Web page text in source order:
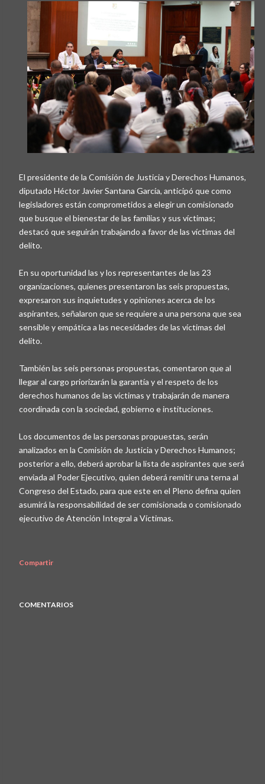
El presidente de la Comisión de Justicia y Derechos Humanos,
diputado Héctor Javier Santana García, anticipó que como
legisladores están comprometidos a elegir un comisionado
que busque el bienestar de las familias y sus víctimas;
destacó que seguirán trabajando a favor de las víctimas del
delito.
En su oportunidad las y los representantes de las 23
organizaciones, quienes presentaron las seis propuestas,
expresaron sus inquietudes y opiniones acerca de los
aspirantes, señalaron que se requiere a una persona que sea
sensible y empática a las necesidades de las víctimas del
delito.
También las seis personas propuestas, comentaron que al
llegar al cargo priorizarán la garantía y el respeto de los
derechos humanos de las víctimas y trabajarán de manera
coordinada con la sociedad, gobierno e instituciones.
Los documentos de las personas propuestas, serán
analizados en la Comisión de Justicia y Derechos Humanos;
posterior a ello, deberá aprobar la lista de aspirantes que será
enviada al Poder Ejecutivo, quien deberá remitir una terna al
Congreso del Estado, para que este en el Pleno defina quien
asumirá la responsabilidad de ser comisionada o comisionado
ejecutivo de Atención Integral a Víctimas.
Compartir
COMENTARIOS